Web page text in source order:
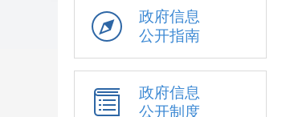
政府信息
公开指南
政府信息
公开制度